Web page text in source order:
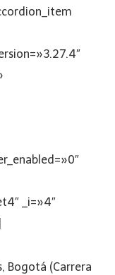
_i=»4″
Bogotá (Carrera